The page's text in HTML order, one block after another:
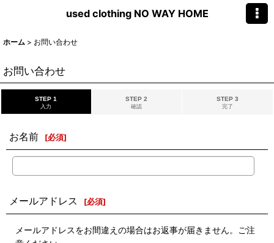
used clothing NO WAY HOME
ホーム > お問い合わせ
お問い合わせ
STEP 1
入力
STEP 2
確認
STEP 3
完了
お名前 [必須]
メールアドレス [必須]
メールアドレスをお間違えの場合はお返事が届きません。ご注